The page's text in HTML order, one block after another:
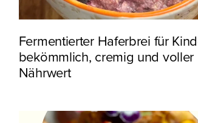
Fermentierter Haferbrei für
bekömmlich, cremig und voller
Nährwert